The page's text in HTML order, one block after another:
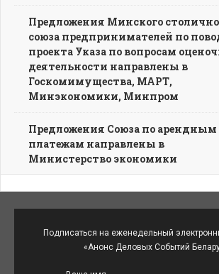
Предложения Минского
союза предпринимателей по
проекта Указа по вопросам
деятельности направлены в
Госкомимущества, МАРТ,
Минэкономики, Минпром
Предложения Союза по арендным
платежам направлены в
Министерство экономики
Подписаться на еженедельный
«Анонс Деловых Событий